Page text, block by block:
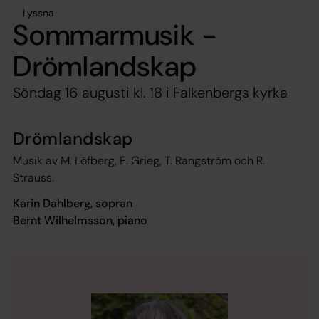
Lyssna
Sommarmusik -
Drömlandskap
Söndag 16 augusti kl. 18 i Falkenbergs kyrka
Drömlandskap
Musik av M. Löfberg, E. Grieg, T. Rangström och R.
Strauss.
Karin Dahlberg, sopran
Bernt Wilhelmsson, piano